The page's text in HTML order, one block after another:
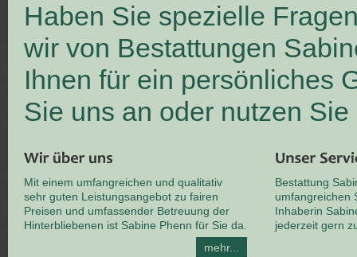
Haben Sie spezielle
wir von Bestattungen
Ihnen für ein persönliches
Sie uns an oder nutzen
Mit einem umfangreichen und qualitativ
sehr guten Leistungsangebot zu fairen
Preisen und umfassender Betreuung der
Hinterbliebenen ist Sabine Phenn für Sie da.
mehr...
Bestattung
umfangreichen
Inhaberin
jederzeit gern